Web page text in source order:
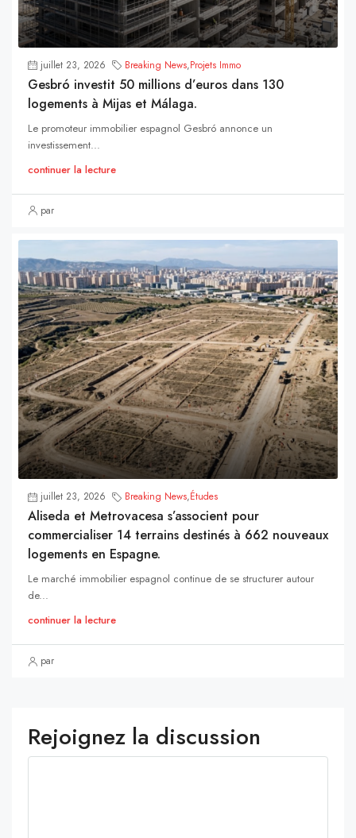
juillet 23, 2026 Breaking News,Projets Immo
Gesbró investit 50 millions d’euros dans 130
logements à Mijas et Málaga.
Le promoteur immobilier espagnol Gesbró annonce un
investissement...
continuer la lecture
par
juillet 23, 2026 Breaking News,Études
Aliseda et Metrovacesa s’associent pour
commercialiser 14 terrains destinés à 662 nouveaux
logements en Espagne.
Le marché immobilier espagnol continue de se structurer autour
de...
continuer la lecture
par
Rejoignez la discussion